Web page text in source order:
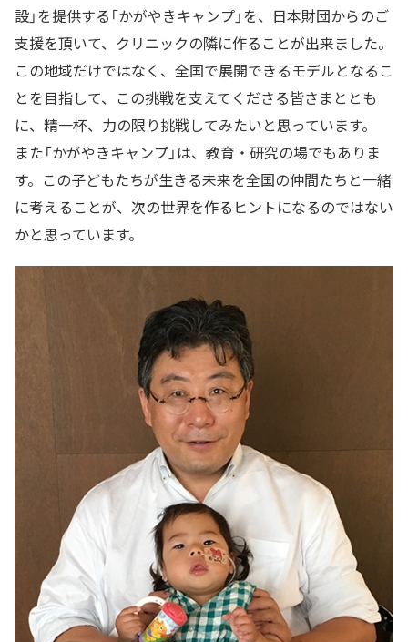
設」を提供する「かがやきキャンプ」を、日本財団からのご
支援を頂いて、クリニックの隣に作ることが出来ました。
この地域だけではなく、全国で展開できるモデルとなるこ
とを目指して、この挑戦を支えてくださる皆さまととも
に、精一杯、力の限り挑戦してみたいと思っています。
また「かがやきキャンプ」は、教育・研究の場でもありま
す。この子どもたちが生きる未来を全国の仲間たちと一緒
に考えることが、次の世界を作るヒントになるのではない
かと思っています。